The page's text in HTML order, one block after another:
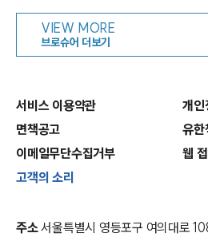
VIEW MORE
브로슈어 더보기
서비스 이용약관
개인
면책공고
유한
이메일무단수집거부
웹
고객의 소리
주소서울특별시 영등포구 여의대로